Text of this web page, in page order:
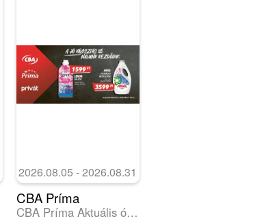
2026.08.05 - 2026.08.31
CBA Príma
CBA Príma Aktuális óriásplakátok